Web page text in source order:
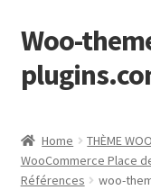
Skip
to
navigation
Skip
to
content
Woo-
Home THÈME
WooCommerce Place
Références
woo-